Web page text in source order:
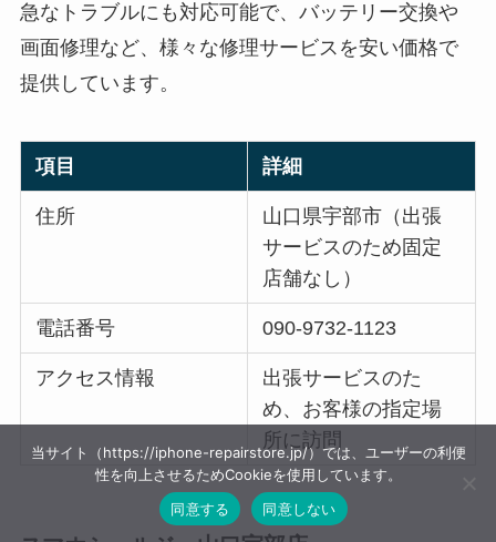
急なトラブルにも対応可能で、バッテリー交換や
画面修理など、様々な修理サービスを安い価格で
提供しています。
項目 詳細
住所
山口県宇部市（出張
サービスのため固定
店舗なし）
電話番号 090-9732-1123
アクセス情報
出張サービスのた
め、お客様の指定場
所に訪問
当サイト（https://iphone-repairstore.jp/）では、ユーザーの利便
性を向上させるためCookieを使用しています。
同意する
同意しない